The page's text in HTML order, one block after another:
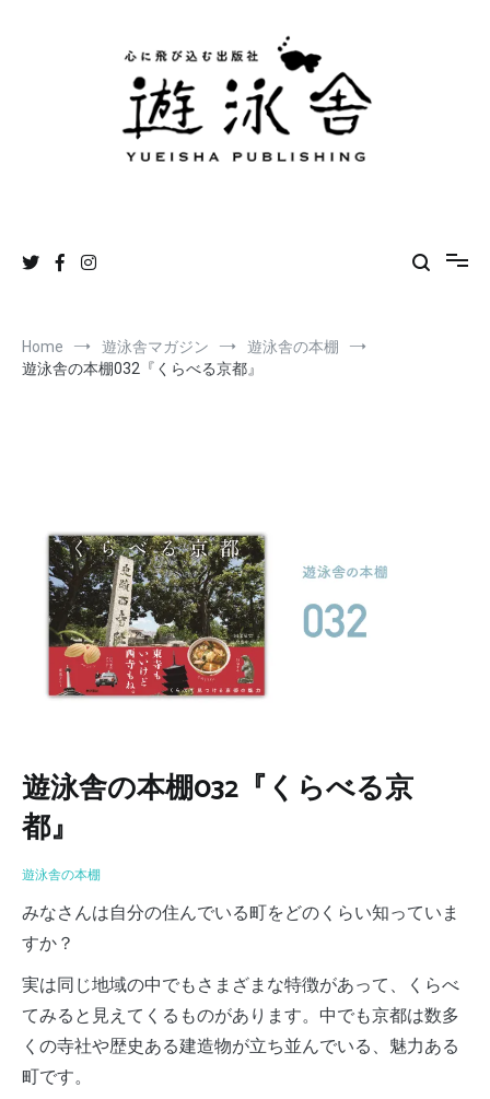
Home 遊泳舎マガジン
遊泳舎の本棚
遊泳舎の本棚032『くらべる京都』
遊泳舎の本棚032『くらべる京
都』
遊泳舎の本棚
みなさんは自分の住んでいる町をどのくらい知っていま
すか？
実は同じ地域の中でもさまざまな特徴があって、くらべ
てみると見えてくるものがあります。中でも京都は数多
くの寺社や歴史ある建造物が立ち並んでいる、魅力ある
町です。